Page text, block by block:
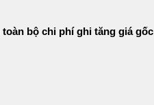
bộ chi phí ghi tăng giá gốc